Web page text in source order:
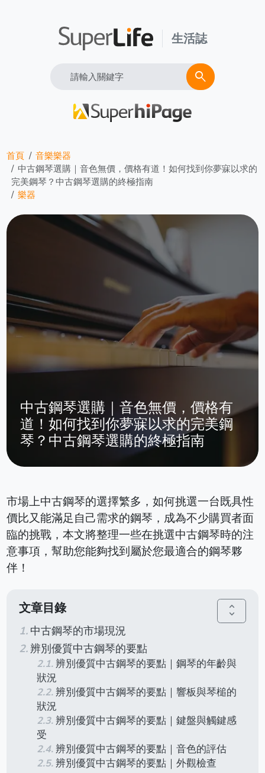
生活誌
Search search
首頁
音樂樂器
中古鋼琴選購｜音色無價，價格有道！如何找到你夢寐以求的
完美鋼琴？中古鋼琴選購的終極指南
樂器
中古鋼琴選購｜音色無價，價格有
道！如何找到你夢寐以求的完美鋼
琴？中古鋼琴選購的終極指南
市場上中古鋼琴的選擇繁多，如何挑選一台既具性
價比又能滿足自己需求的鋼琴，成為不少購買者面
臨的挑戰，本文將整理一些在挑選中古鋼琴時的注
意事項，幫助您能夠找到屬於您最適合的鋼琴夥
伴！
文章目錄 unfold_more
中古鋼琴的市場現況
辨別優質中古鋼琴的要點
辨別優質中古鋼琴的要點｜鋼琴的年齡與
狀況
辨別優質中古鋼琴的要點｜響板與琴槌的
狀況
辨別優質中古鋼琴的要點｜鍵盤與觸鍵感
受
辨別優質中古鋼琴的要點｜音色的評估
辨別優質中古鋼琴的要點｜外觀檢查